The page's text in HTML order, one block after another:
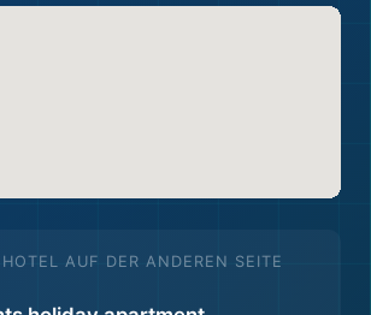
AUF DER ANDEREN SEITE